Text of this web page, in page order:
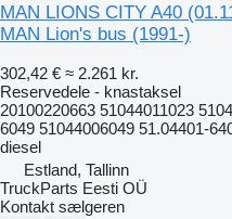
MAN LIONS CITY A40
MAN Lion's bus (1991-)
302,42 € ≈ 2.261 kr.
Reservedele - knastaksel
20100220663 51044011023
6049 51044006049 51.04401-
diesel
Estland, Tallinn
TruckParts Eesti OÜ
Kontakt sælgeren